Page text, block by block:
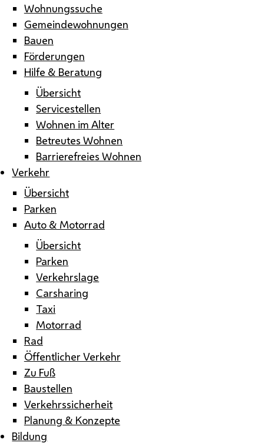
Wohnungssuche
Gemeindewohnungen
Bauen
Förderungen
Hilfe & Beratung
Übersicht
Servicestellen
Wohnen im Alter
Betreutes Wohnen
Barrierefreies Wohnen
Verkehr
Übersicht
Parken
Auto & Motorrad
Übersicht
Parken
Verkehrslage
Carsharing
Taxi
Motorrad
Rad
Öffentlicher Verkehr
Zu Fuß
Baustellen
Verkehrssicherheit
Planung & Konzepte
Bildung